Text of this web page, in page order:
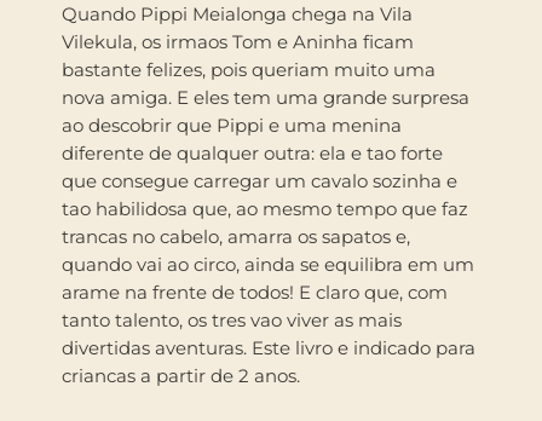
Quando Pippi Meialonga chega na Vila
Vilekula, os irmaos Tom e Aninha ficam
bastante felizes, pois queriam muito uma
nova amiga. E eles tem uma grande surpresa
ao descobrir que Pippi e uma menina
diferente de qualquer outra: ela e tao forte
que consegue carregar um cavalo sozinha e
tao habilidosa que, ao mesmo tempo que faz
trancas no cabelo, amarra os sapatos e,
quando vai ao circo, ainda se equilibra em um
arame na frente de todos! E claro que, com
tanto talento, os tres vao viver as mais
divertidas aventuras. Este livro e indicado para
criancas a partir de 2 anos.